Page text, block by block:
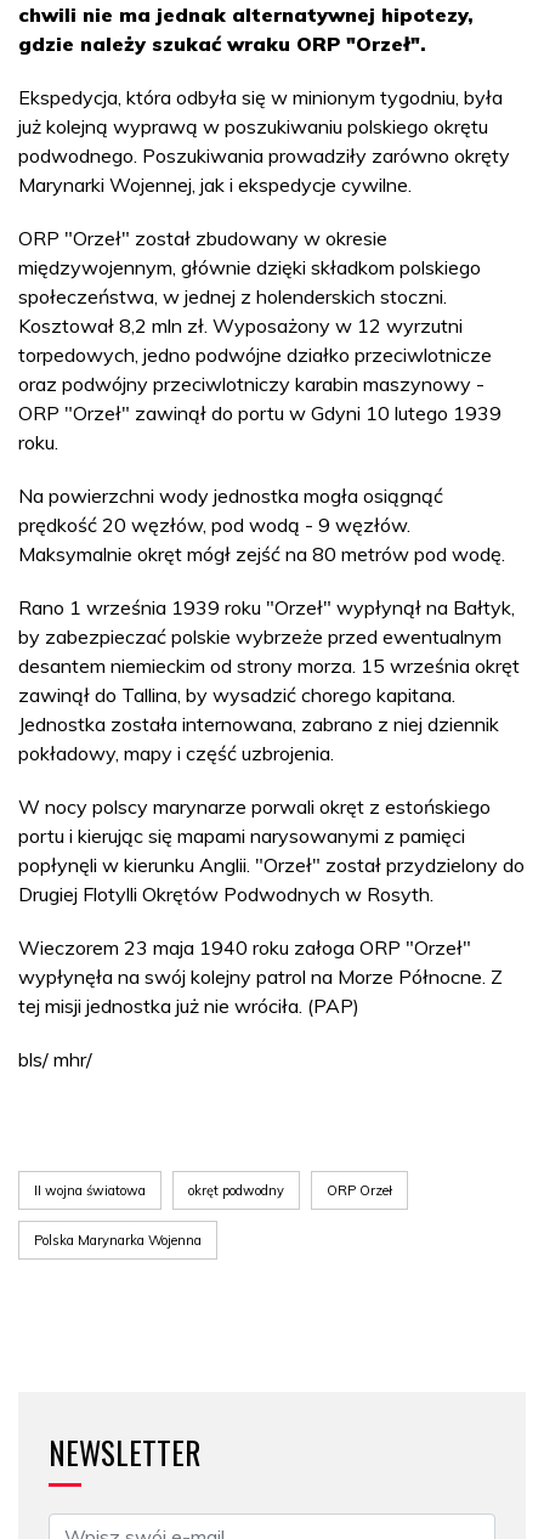
chwili nie ma jednak alternatywnej hipotezy,
gdzie należy szukać wraku ORP "Orzeł".
Ekspedycja, która odbyła się w minionym tygodniu, była
już kolejną wyprawą w poszukiwaniu polskiego okrętu
podwodnego. Poszukiwania prowadziły zarówno okręty
Marynarki Wojennej, jak i ekspedycje cywilne.
ORP "Orzeł" został zbudowany w okresie
międzywojennym, głównie dzięki składkom polskiego
społeczeństwa, w jednej z holenderskich stoczni.
Kosztował 8,2 mln zł. Wyposażony w 12 wyrzutni
torpedowych, jedno podwójne działko przeciwlotnicze
oraz podwójny przeciwlotniczy karabin maszynowy -
ORP "Orzeł" zawinął do portu w Gdyni 10 lutego 1939
roku.
Na powierzchni wody jednostka mogła osiągnąć
prędkość 20 węzłów, pod wodą - 9 węzłów.
Maksymalnie okręt mógł zejść na 80 metrów pod wodę.
Rano 1 września 1939 roku "Orzeł" wypłynął na Bałtyk,
by zabezpieczać polskie wybrzeże przed ewentualnym
desantem niemieckim od strony morza. 15 września okręt
zawinął do Tallina, by wysadzić chorego kapitana.
Jednostka została internowana, zabrano z niej dziennik
pokładowy, mapy i część uzbrojenia.
W nocy polscy marynarze porwali okręt z estońskiego
portu i kierując się mapami narysowanymi z pamięci
popłynęli w kierunku Anglii. "Orzeł" został przydzielony do
Drugiej Flotylli Okrętów Podwodnych w Rosyth.
Wieczorem 23 maja 1940 roku załoga ORP "Orzeł"
wypłynęła na swój kolejny patrol na Morze Północne. Z
tej misji jednostka już nie wróciła. (PAP)
bls/ mhr/
II wojna światowa okręt podwodny ORP Orzeł
Polska Marynarka Wojenna
NEWSLETTER